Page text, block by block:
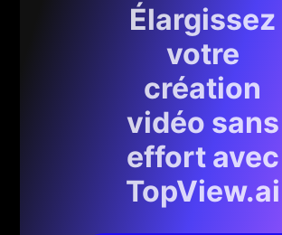
Élargissez
votre
création
vidéo sans
effort avec
TopView.ai